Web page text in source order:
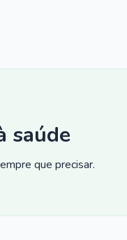
saúde
que precisar.